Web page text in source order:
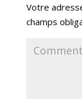
Votre
champs